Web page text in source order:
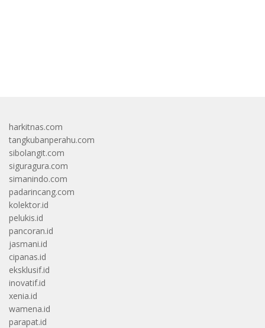
harkitnas.com
tangkubanperahu.com
sibolangit.com
siguragura.com
simanindo.com
padarincang.com
kolektor.id
pelukis.id
pancoran.id
jasmani.id
cipanas.id
eksklusif.id
inovatif.id
xenia.id
wamena.id
parapat.id